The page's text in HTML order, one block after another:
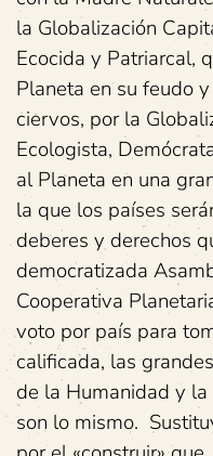
la Globalización
Ecocida y Patriarcal,
Planeta en su feudo
ciervos, por la
Ecologista,
al Planeta en una
la que los países
deberes y derechos
democratizada
Cooperativa
voto por país para
calificada, las
de la Humanidad y la
son lo mismo.